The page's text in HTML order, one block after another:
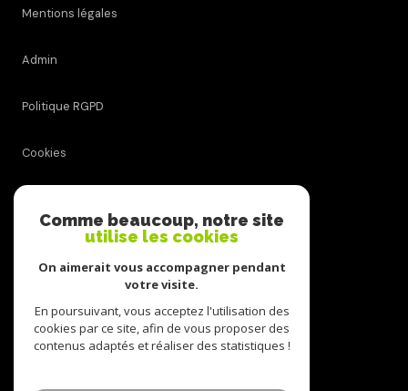
Mentions légales
Admin
Politique RGPD
Cookies
© 2026 | Tous droits réservés
Réalisé par
Comme beaucoup, notre site
utilise les cookies
On aimerait vous accompagner pendant
votre visite.
En poursuivant, vous acceptez l'utilisation des
cookies par ce site, afin de vous proposer des
contenus adaptés et réaliser des statistiques !